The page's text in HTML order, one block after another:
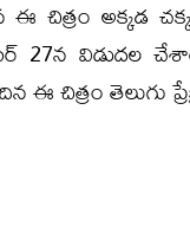
చిత్రం అక్కడ
27న విడుదల
తెలుగు